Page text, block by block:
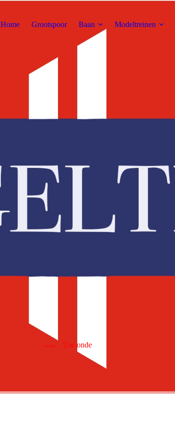
Home Grootspoor Baan Modeltreinen
Uw titel Uw onde